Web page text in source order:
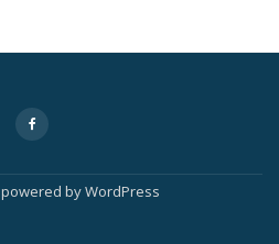
fa-
facebook
powered byWordPress